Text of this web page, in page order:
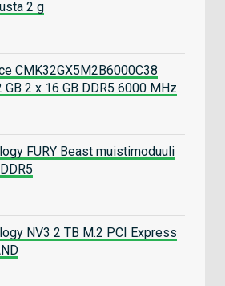
2 g
CMK32GX5M2B6000C38
2 x 16 GB DDR5 6000 MHz
FURY Beast muistimoduuli
NV3 2 TB M.2 PCI Express